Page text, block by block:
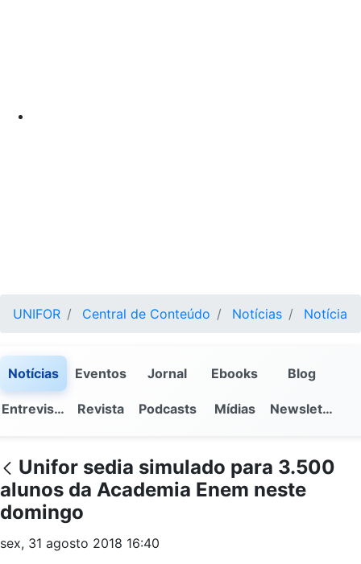
UNIFOR Central de Conteúdo Notícias Notícia
Notícias Eventos Jornal Ebooks Blog
Entrevistas Revista Podcasts Mídias Newsletter
Unifor sedia simulado para 3.500
alunos da Academia Enem neste
domingo
sex, 31 agosto 2018 16:40